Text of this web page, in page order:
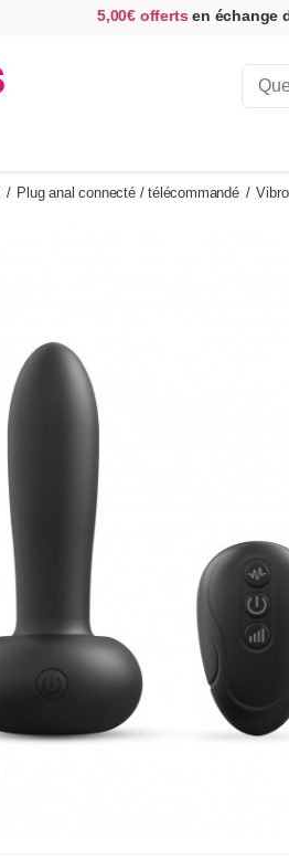
5,00€ offerts en échange
/ Plug anal connecté / télécommandé /